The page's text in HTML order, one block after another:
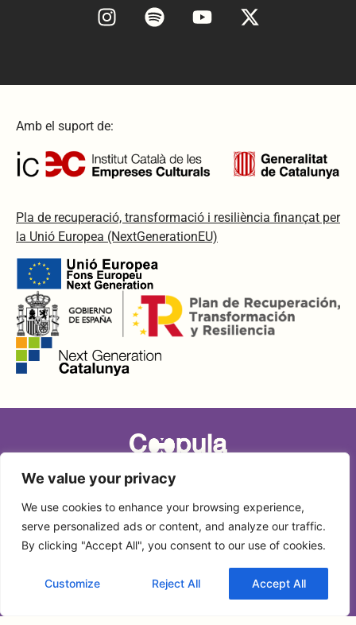
We value your privacy
We use cookies to enhance your browsing experience,
serve personalized ads or content, and analyze our traffic.
By clicking "Accept All", you consent to our use of cookies.
Customize Reject All Accept All
Amb el suport de:
Pla de recuperació, transformació i resiliència finançat per
la Unió Europea (NextGenerationEU)
Coopula Editorial S.L. és una empresa amb seu a Av. Marquès de
Montoliu 14 de Tarragona (Espanya)
Termes i condicions